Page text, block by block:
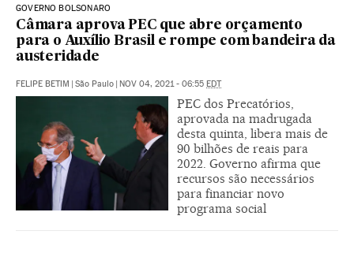
GOVERNO BOLSONARO
Câmara aprova PEC que abre orçamento
para o Auxílio Brasil e rompe com bandeira da
austeridade
FELIPE BETIM | São Paulo | NOV 04, 2021 - 06:55 EDT
PEC dos Precatórios,
aprovada na madrugada
desta quinta, libera mais de
90 bilhões de reais para
2022. Governo afirma que
recursos são necessários
para financiar novo
programa social